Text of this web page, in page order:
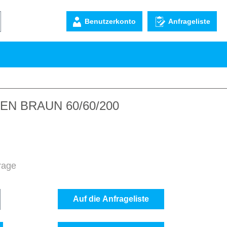
Benutzerkonto Anfrageliste
BRAUN 60/60/200
den gewünschten Wert ein oder
Auf die Anfrageliste